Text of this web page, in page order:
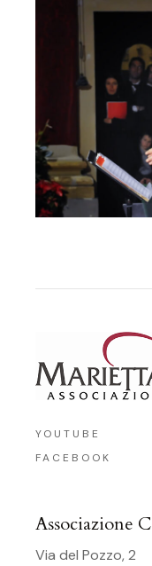
YOUTUBE
FACEBOOK
Associazione
Via del Pozzo, 2